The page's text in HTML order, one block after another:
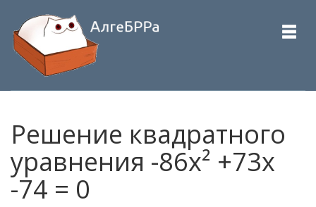
Решение квадратного
уравнения -86x² +73x
-74 = 0